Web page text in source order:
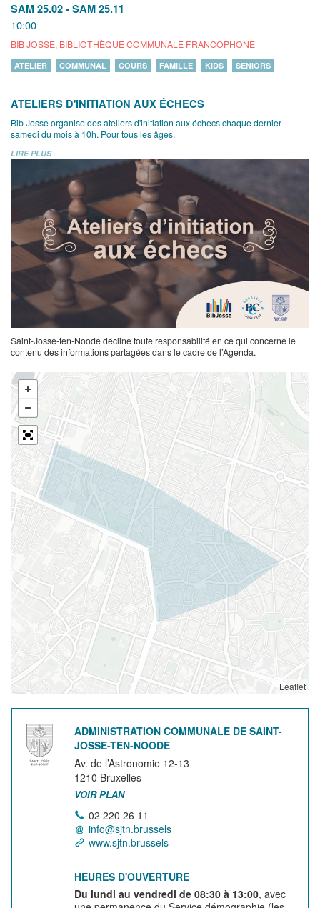
SAM 25.02 - SAM 25.11
10:00
BIB JOSSE, BIBLIOTHÈQUE COMMUNALE FRANCOPHONE
ATELIER COMMUNAL COURS FAMILLE KIDS SENIORS
ATELIERS D'INITIATION AUX ÉCHECS
Bib Josse organise des ateliers d'initiation aux échecs chaque dernier
samedi du mois à 10h. Pour tous les âges.
LIRE PLUS
Saint-Josse-ten-Noode décline toute responsabilité en ce qui concerne le
contenu des informations partagées dans le cadre de l’Agenda.
Leaflet
ADMINISTRATION COMMUNALE DE SAINT-
JOSSE-TEN-NOODE
Av. de l’Astronomie 12-13
1210 Bruxelles
VOIR PLAN
02 220 26 11
info@sjtn.brussels
www.sjtn.brussels
HEURES D'OUVERTURE
Du lundi au vendredi de 08:30 à 13:00, avec